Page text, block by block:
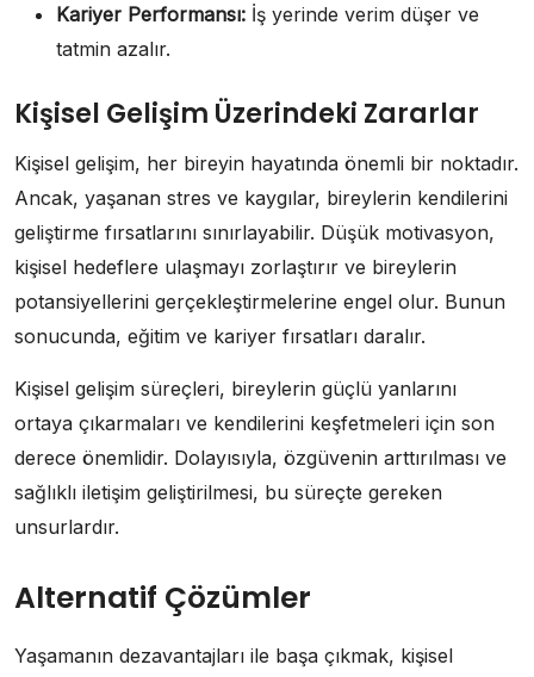
Kariyer Performansı: İş yerinde verim düşer ve
tatmin azalır.
Kişisel Gelişim Üzerindeki Zararlar
Kişisel gelişim, her bireyin hayatında önemli bir noktadır.
Ancak, yaşanan stres ve kaygılar, bireylerin kendilerini
geliştirme fırsatlarını sınırlayabilir. Düşük motivasyon,
kişisel hedeflere ulaşmayı zorlaştırır ve bireylerin
potansiyellerini gerçekleştirmelerine engel olur. Bunun
sonucunda, eğitim ve kariyer fırsatları daralır.
Kişisel gelişim süreçleri, bireylerin güçlü yanlarını
ortaya çıkarmaları ve kendilerini keşfetmeleri için son
derece önemlidir. Dolayısıyla, özgüvenin arttırılması ve
sağlıklı iletişim geliştirilmesi, bu süreçte gereken
unsurlardır.
Alternatif Çözümler
Yaşamanın dezavantajları ile başa çıkmak, kişisel